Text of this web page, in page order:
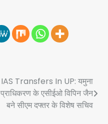
IAS Transfers In UP: यमुना
प्राधिकरण के एसीईओ विपिन जैन
बने सीएम दफ्तर के विशेष सचिव